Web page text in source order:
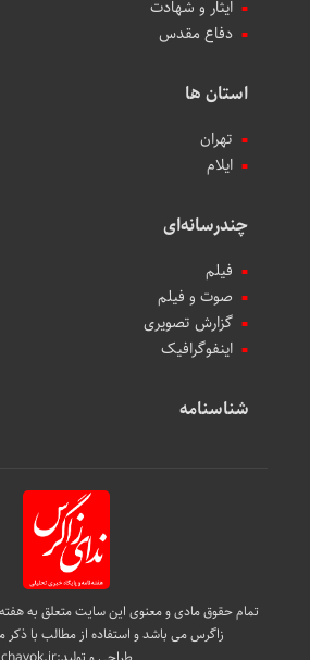
ایثار و شهادت
دفاع مقدس
استان ها
تهران
ایلام
چندرسانه‌ای
فیلم
صوت و فیلم
گزارش تصویری
اینفوگرافیک
شناسنامه
تمام حقوق مادی و معنوی این سایت متعلق به هفته
زاگرس می باشد و استفاده از مطالب با ذکر